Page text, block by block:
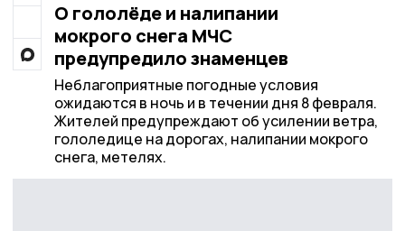
О гололёде и налипании
мокрого снега МЧС
предупредило знаменцев
Неблагоприятные погодные условия
ожидаются в ночь и в течении дня 8 февраля.
Жителей предупреждают об усилении ветра,
гололедице на дорогах, налипании мокрого
снега, метелях.